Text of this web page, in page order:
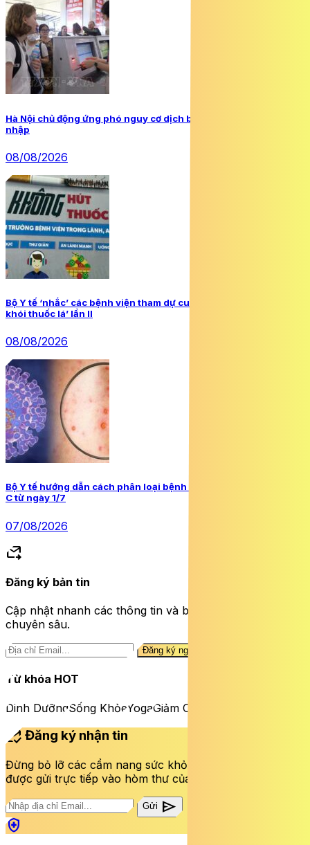
Hà Nội chủ động ứng phó nguy cơ dịch bệnh do virus Ebola xâm
nhập
08/08/2026
Bộ Y tế ‘nhắc’ các bệnh viện tham dự cuộc thi ‘Cơ sở y tế không
khói thuốc lá’ lần II
08/08/2026
Bộ Y tế hướng dẫn cách phân loại bệnh truyền nhiễm nhóm A, B,
C từ ngày 1/7
07/08/2026
forward_to_inbox
Đăng ký bản tin
Cập nhật nhanh các thông tin và bài viết sức khỏe
chuyên sâu.
Đăng ký ngay
Từ khóa HOT
Dinh DưỡngSống KhỏeYogaGiảm Cân
mark_email_read Đăng ký nhận tin
Đừng bỏ lỡ các cẩm nang sức khỏe và bài viết mới nhất
được gửi trực tiếp vào hòm thư của bạn mỗi tuần.
Gửi send
health_and_safety